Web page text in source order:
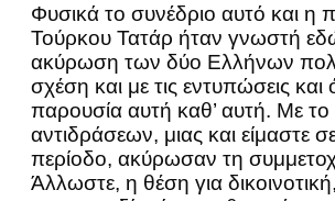
Φυσικά το συνέδριο αυτό και η
Τούρκου Τατάρ ήταν γνωστή
ακύρωση των δύο Ελλήνων
σχέση και με τις εντυπώσεις και
παρουσία αυτή καθ’ αυτή. Με
αντιδράσεων, μιας και είμαστε
περίοδο, ακύρωσαν τη
Άλλωστε, η θέση για